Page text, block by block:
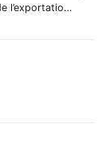
Les troubles de l’exportation néo zélandaise